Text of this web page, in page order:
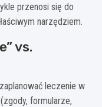
przenosi się do
narzędziem.
vs.
leczenie w
formularze,